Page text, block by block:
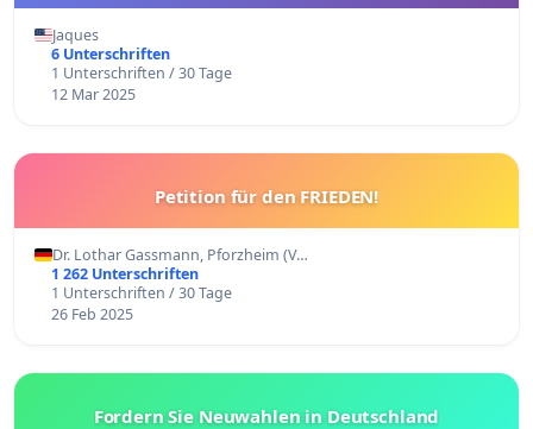
Jaques
6 Unterschriften
1 Unterschriften / 30 Tage
12 Mar 2025
Petition für den FRIEDEN!
Dr. Lothar Gassmann, Pforzheim (V…
1 262 Unterschriften
1 Unterschriften / 30 Tage
26 Feb 2025
Fordern Sie Neuwahlen in Deutschland